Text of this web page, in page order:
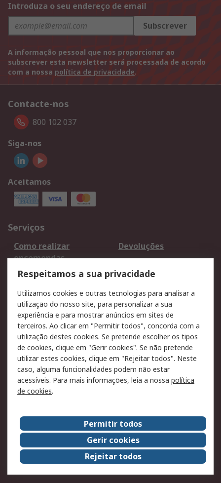
Introduza o seu endereço de email
Subscrever
A informação pessoal que nos proporcionar ao
subscrever esta newsletter será processada de acordo
com a nossa política de privacidade.
Contacte-nos
800 102 037
Siga-nos
Aceitamos
Serviços
Como realizar
encomendas
Devoluções
Formas de entrega
Qualidade e ambiente
Pagamento e
faturação
Legal
Aviso legal
Política de cookies
Política de privacidade
- Atualizada
Segurança de emails
Condições de venda
Sobre a RS
A RS no mundo
RS Group
Sobre a RS
Trabalhar na RS
ESG
Respeitamos a sua privacidade
Utilizamos cookies e outras tecnologias para analisar a
utilização do nosso site, para personalizar a sua
experiência e para mostrar anúncios em sites de
terceiros. Ao clicar em "Permitir todos", concorda com a
utilização destes cookies. Se pretende escolher os tipos
de cookies, clique em "Gerir cookies". Se não pretende
utilizar estes cookies, clique em "Rejeitar todos". Neste
caso, alguma funcionalidades podem não estar
acessíveis. Para mais informações, leia a nossa política
de cookies.
Permitir todos
Gerir cookies
Rejeitar todos